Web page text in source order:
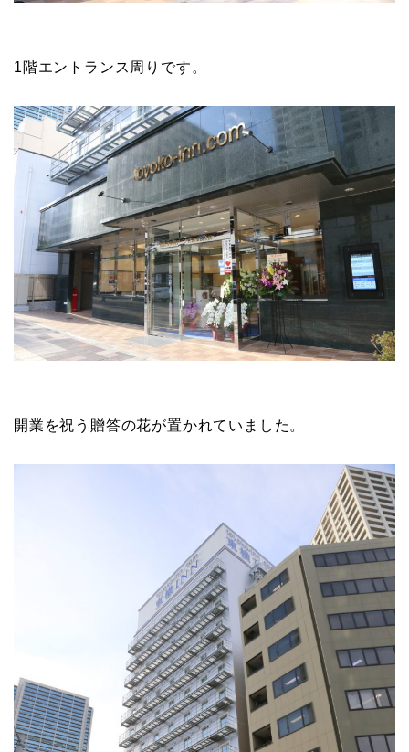
1階エントランス周りです。
開業を祝う贈答の花が置かれていました。